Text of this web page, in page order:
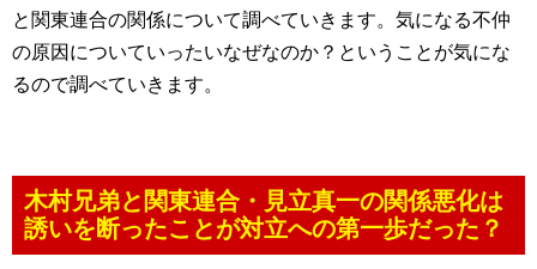
と関東連合の関係について調べていきます。気になる不仲
の原因についていったいなぜなのか？ということが気にな
るので調べていきます。
木村兄弟と関東連合・見立真一の関係悪化は
誘いを断ったことが対立への第一歩だった？